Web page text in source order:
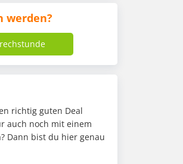
werden?
richtig guten Deal
auch noch mit einem
Dann bist du hier genau